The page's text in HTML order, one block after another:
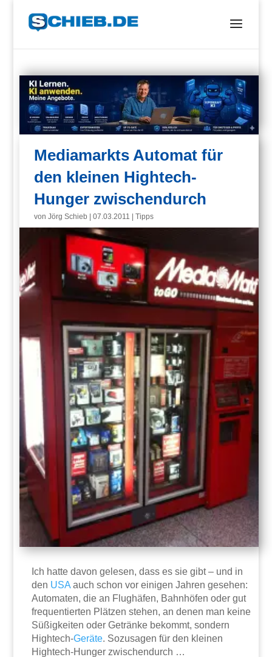
Mediamarkts Automat für
den kleinen Hightech-
Hunger zwischendurch
vonJörg Schieb |07.03.2011 |Tipps
Ich hatte davon gelesen, dass es sie gibt – und in
den USA auch schon vor einigen Jahren gesehen:
Automaten, die an Flughäfen, Bahnhöfen oder gut
frequentierten Plätzen stehen, an denen man keine
Süßigkeiten oder Getränke bekommt, sondern
Hightech-Geräte. Sozusagen für den kleinen
Hightech-Hunger zwischendurch …